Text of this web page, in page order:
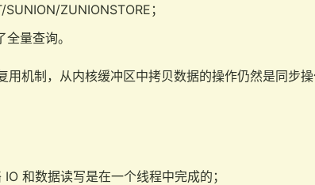
ZUNIONSTORE；
量查询。
用机制，从内核缓冲区中拷贝数据的操作仍然是同步
和数据读写是在一个线程中完成的；